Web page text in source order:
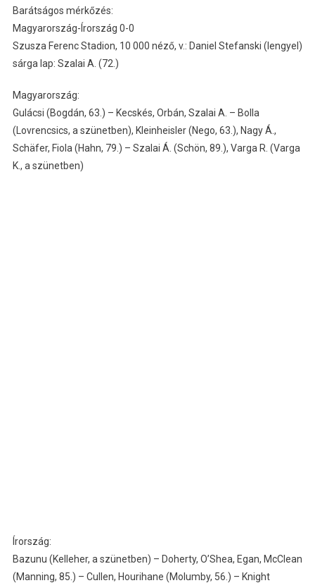
Barátságos mérkőzés:
Magyarország-Írország 0-0
Szusza Ferenc Stadion, 10 000 néző, v.: Daniel Stefanski (lengyel)
sárga lap: Szalai A. (72.)
Magyarország:
Gulácsi (Bogdán, 63.) – Kecskés, Orbán, Szalai A. – Bolla
(Lovrencsics, a szünetben), Kleinheisler (Nego, 63.), Nagy Á.,
Schäfer, Fiola (Hahn, 79.) – Szalai Á. (Schön, 89.), Varga R. (Varga
K., a szünetben)
Írország:
Bazunu (Kelleher, a szünetben) – Doherty, O’Shea, Egan, McClean
(Manning, 85.) – Cullen, Hourihane (Molumby, 56.) – Knight